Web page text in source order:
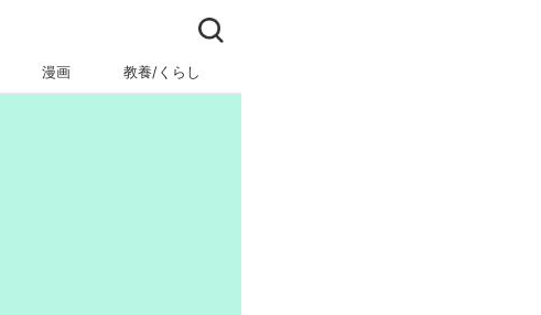
漫画 教養/くらし